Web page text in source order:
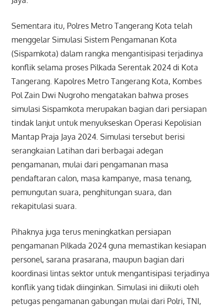
Sementara itu, Polres Metro Tangerang Kota telah
menggelar Simulasi Sistem Pengamanan Kota
(Sispamkota) dalam rangka mengantisipasi terjadinya
konflik selama proses Pilkada Serentak 2024 di Kota
Tangerang. Kapolres Metro Tangerang Kota, Kombes
Pol Zain Dwi Nugroho mengatakan bahwa proses
simulasi Sispamkota merupakan bagian dari persiapan
tindak lanjut untuk menyukseskan Operasi Kepolisian
Mantap Praja Jaya 2024. Simulasi tersebut berisi
serangkaian Latihan dari berbagai adegan
pengamanan, mulai dari pengamanan masa
pendaftaran calon, masa kampanye, masa tenang,
pemungutan suara, penghitungan suara, dan
rekapitulasi suara.
Pihaknya juga terus meningkatkan persiapan
pengamanan Pilkada 2024 guna memastikan kesiapan
personel, sarana prasarana, maupun bagian dari
koordinasi lintas sektor untuk mengantisipasi terjadinya
konflik yang tidak diinginkan. Simulasi ini diikuti oleh
petugas pengamanan gabungan mulai dari Polri, TNI,